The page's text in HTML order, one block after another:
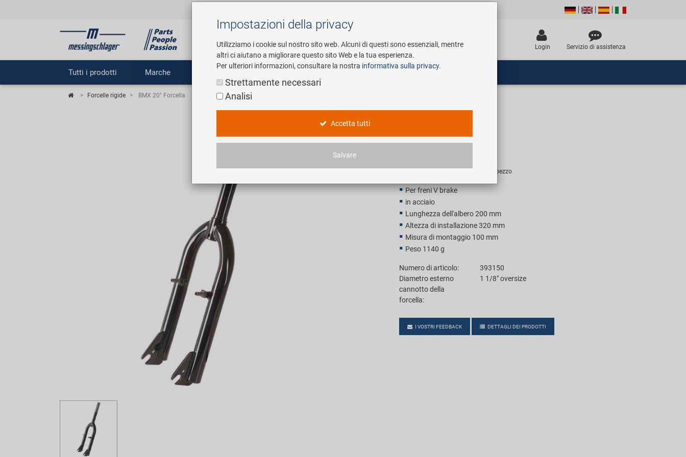
Cerca
Login Servizio di assistenza
Tutti i prodotti Marche E-Mobility
Forcelle rigide BMX 20" Forcella
Prezzo di vendita consigliato per 1 pezzo
Per freni V brake
in acciaio
Lunghezza dell'albero 200 mm
Altezza di installazione 320 mm
Misura di montaggio 100 mm
Peso 1140 g
Numero di articolo:
393150
Diametro esterno
cannotto della
forcella:
1 1/8" oversize
I VOSTRI FEEDBACK DETTAGLI DEI PRODOTTI
Impostazioni della privacy
Utilizziamo i cookie sul nostro sito web. Alcuni di questi sono essenziali, mentre
altri ci aiutano a migliorare questo sito Web e la tua esperienza.
Per ulteriori informazioni, consultare la nostra informativa sulla privacy.
Strettamente necessari
Analisi
Accetta tutti
Salvare